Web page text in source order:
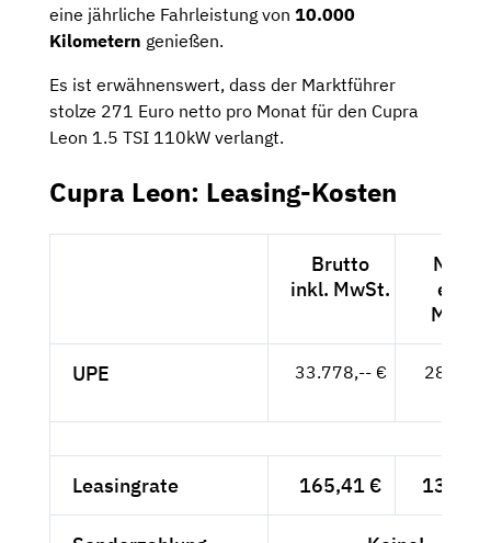
eine jährliche Fahrleistung von 10.000
Kilometern genießen.
Es ist erwähnenswert, dass der Marktführer
stolze 271 Euro netto pro Monat für den Cupra
Leon 1.5 TSI 110kW verlangt.
Cupra Leon: Leasing-Kosten
Brutto
inkl. MwSt.
Netto
exkl.
MwSt.
UPE 33.778,-- €
Leasingrate 165,41 € 139,--